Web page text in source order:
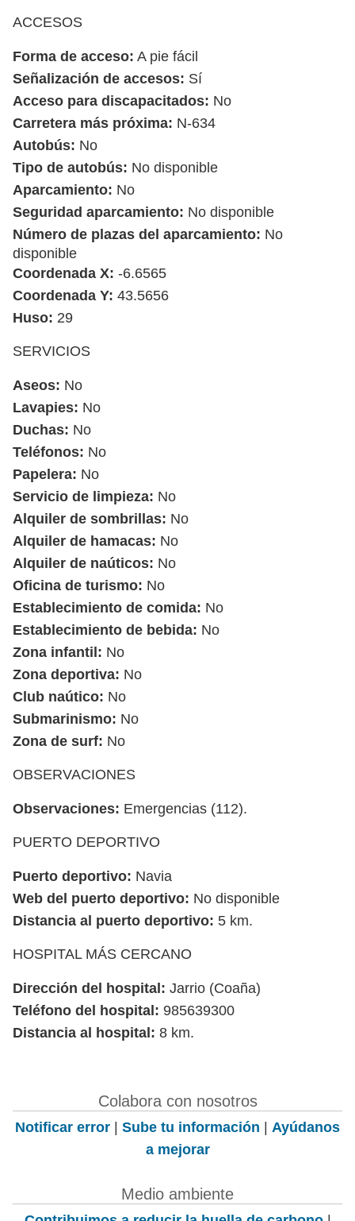
ACCESOS
Forma de acceso: A pie fácil
Señalización de accesos: Sí
Acceso para discapacitados: No
Carretera más próxima: N-634
Autobús: No
Tipo de autobús: No disponible
Aparcamiento: No
Seguridad aparcamiento: No disponible
Número de plazas del aparcamiento: No
disponible
Coordenada X: -6.6565
Coordenada Y: 43.5656
Huso: 29
SERVICIOS
Aseos: No
Lavapies: No
Duchas: No
Teléfonos: No
Papelera: No
Servicio de limpieza: No
Alquiler de sombrillas: No
Alquiler de hamacas: No
Alquiler de naúticos: No
Oficina de turismo: No
Establecimiento de comida: No
Establecimiento de bebida: No
Zona infantil: No
Zona deportiva: No
Club naútico: No
Submarinismo: No
Zona de surf: No
OBSERVACIONES
Observaciones: Emergencias (112).
PUERTO DEPORTIVO
Puerto deportivo: Navia
Web del puerto deportivo: No disponible
Distancia al puerto deportivo: 5 km.
HOSPITAL MÁS CERCANO
Dirección del hospital: Jarrio (Coaña)
Teléfono del hospital: 985639300
Distancia al hospital: 8 km.
Colabora con nosotros
Notificar error | Sube tu información | Ayúdanos
a mejorar
Medio ambiente